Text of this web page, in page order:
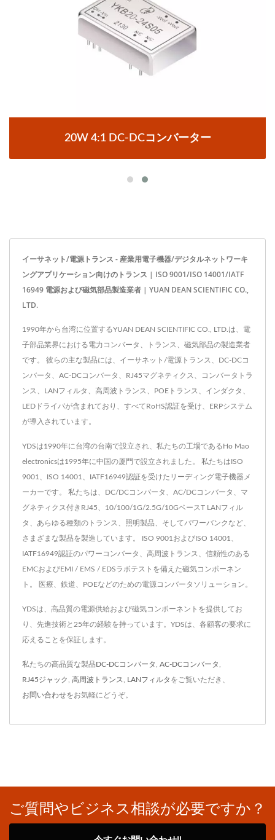
20W 4:1 DC-DCコンバーター
イーサネット/電源トランス - 産業用電子機器/デジタルネットワーキ
ングアプリケーション向けのトランス | ISO 9001/ISO 14001/IATF
16949 電源および磁気部品製造業者 | YUAN DEAN SCIENTIFIC CO.,
LTD.
1990年から台湾に位置するYUAN DEAN SCIENTIFIC CO., LTD.は、電
子部品業界における電力コンバータ、トランス、磁気部品の製造業者
です。 彼らの主な製品には、イーサネット/電源トランス、DC-DCコ
ンバータ、AC-DCコンバータ、RJ45マグネティクス、コンバータトラ
ンス、LANフィルタ、高周波トランス、POEトランス、インダクタ、
LEDドライバが含まれており、すべてRoHS認証を受け、ERPシステム
が導入されています。
YDSは1990年に台湾の台南で設立され、私たちの工場であるHo Mao
electronicsは1995年に中国の厦門で設立されました。 私たちはISO
9001、ISO 14001、IATF16949認証を受けたリーディング電子機器メ
ーカーです。 私たちは、DC/DCコンバータ、AC/DCコンバータ、マ
グネティクス付きRJ45、10/100/1G/2.5G/10GベースT LANフィル
タ、あらゆる種類のトランス、照明製品、そしてパワーバンクなど、
さまざまな製品を製造しています。 ISO 9001およびISO 14001、
IATF16949認証のパワーコンバータ、高周波トランス、信頼性のある
EMCおよびEMI / EMS / EDSラボテストを備えた磁気コンポーネン
ト。 医療、鉄道、POEなどのための電源コンバータソリューション。
YDSは、高品質の電源供給および磁気コンポーネントを提供してお
り、先進技術と25年の経験を持っています。YDSは、各顧客の要求に
応えることを保証します。
私たちの高品質な製品DC-DCコンバータ AC-DCコンバータ
RJ45ジャック 高周波トランス LANフィルタ をご覧いただき、
お問い合わせをお気軽にどうぞ。
ご質問やビジネス相談が必要ですか？